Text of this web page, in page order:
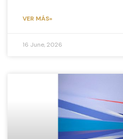
VER MÁS»
16 June, 2026